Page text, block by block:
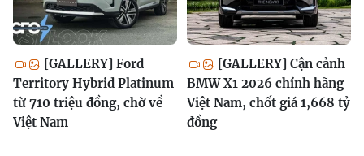
[GALLERY] Ford
Territory Hybrid Platinum
từ 710 triệu đồng, chờ về
Việt Nam
[GALLERY] Cận cảnh
BMW X1 2026 chính hãng
Việt Nam, chốt giá 1,668 tỷ
đồng